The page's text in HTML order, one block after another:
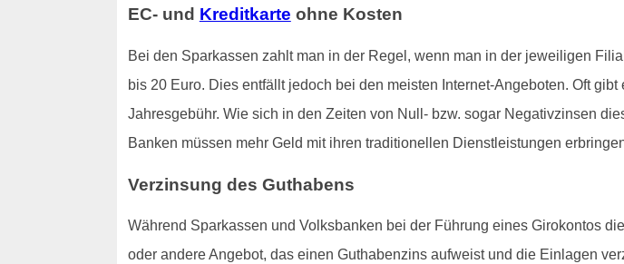
EC- und Kreditkarte ohne Kosten
Bei den Sparkassen zahlt man in der Regel, wenn man in der jeweiligen
bis 20 Euro. Dies entfällt jedoch bei den meisten Internet-Angeboten. Oft
Jahresgebühr. Wie sich in den Zeiten von Null- bzw. sogar Negativzinsen
Banken müssen mehr Geld mit ihren traditionellen Dienstleistungen
Verzinsung des Guthabens
Während Sparkassen und Volksbanken bei der Führung eines Girokontos
oder andere Angebot, das einen Guthabenzins aufweist und die Einlagen